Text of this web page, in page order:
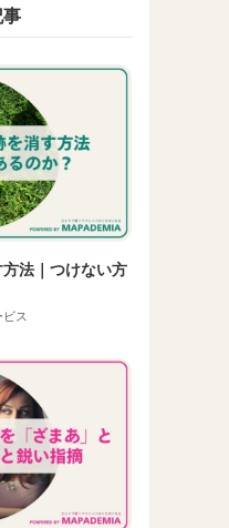
法｜つけない方
ス